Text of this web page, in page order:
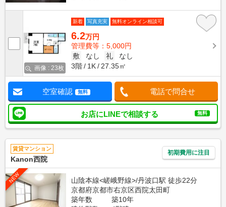
画像 : 23枚
新着 写真充実 無料オンライン相談可
6.2万円
管理費等：5,000円
敷
なし 礼
なし
3階
1K 27.35㎡
空室確認 無料 電話で問合せ
お店にLINEで相談する 無料
賃貸マンション
Kanon西院
初期費用に注目
NEW
山陰本線<嵯峨野線>/丹波口駅 徒歩22分
京都府京都市右京区西院太田町
築年数
築10年